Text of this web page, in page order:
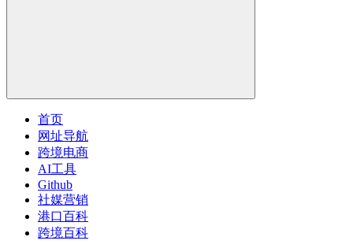
首页
网址导航
跨境电商
AI工具
Github
社媒营销
港口百科
跨境百科